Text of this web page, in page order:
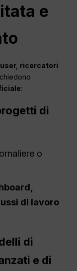
e
ricercatori
:
di
o
di lavoro
di
e di